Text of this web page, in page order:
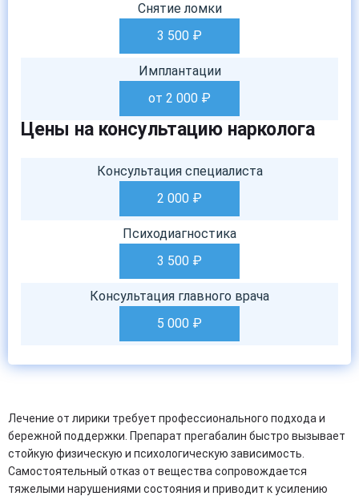
Снятие ломки
3 500 ₽
Имплантации
от 2 000 ₽
Цены на консультацию нарколога
Консультация специалиста
2 000 ₽
Психодиагностика
3 500 ₽
Консультация главного врача
5 000 ₽
Лечение от лирики требует профессионального подхода и
бережной поддержки. Препарат прегабалин быстро вызывает
стойкую физическую и психологическую зависимость.
Самостоятельный отказ от вещества сопровождается
тяжелыми нарушениями состояния и приводит к усилению